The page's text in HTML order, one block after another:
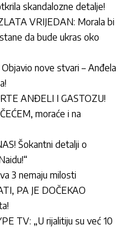
skandalozne detalje!
VRIJEDAN: Morala bi
da bude ukras oko
nove stvari – Anđela
ANĐELI I GASTOZU!
moraće i na
Šokantni detalji o
3 nemaju milosti
PA JE DOČEKAO
TV: „U rijalitiju su već 10